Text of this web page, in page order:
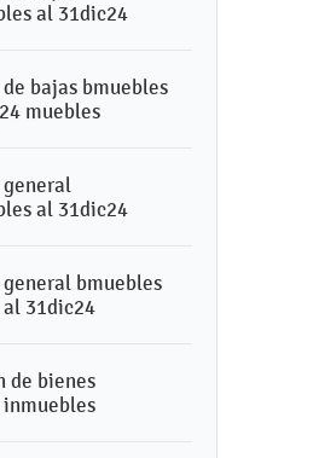
al 31dic24
bajas bmuebles
muebles
general
al 31dic24
bmuebles
al 31dic24
de bienes
inmuebles